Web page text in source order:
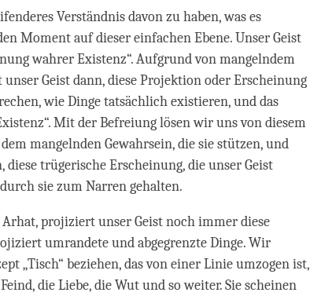
Verständnis davon zu haben, was es
Moment auf dieser einfachen Ebene. Unser Geist
wahrer Existenz“. Aufgrund von mangelndem
Geist dann, diese Projektion oder Erscheinung
wie Dinge tatsächlich existieren, und das
Mit der Befreiung lösen wir uns von diesem
mangelnden Gewahrsein, die sie stützen, und
trügerische Erscheinung, die unser Geist
sie zum Narren gehalten.
Arhat, projiziert unser Geist noch immer diese
umrandete und abgegrenzte Dinge. Wir
„Tisch“ beziehen, das von einer Linie umzogen ist,
die Liebe, die Wut und so weiter. Sie scheinen